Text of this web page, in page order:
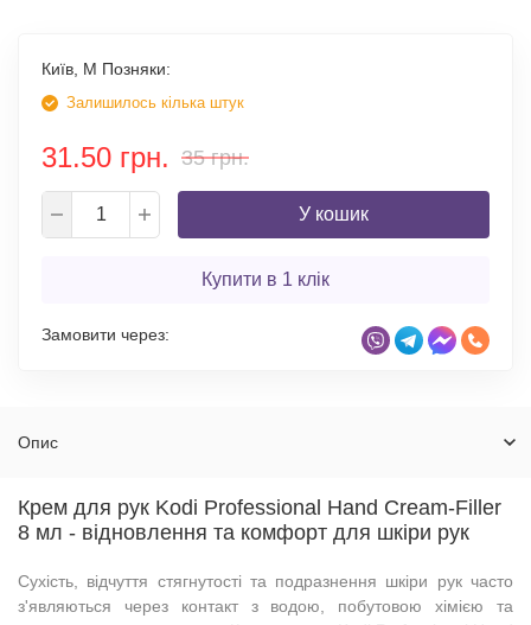
Київ, М Позняки:
Залишилось кілька штук
31.50 грн. 35 грн.
У кошик
Купити в 1 клік
Замовити через:
Опис
Крем для рук Kodi Professional Hand Cream-Filler
8 мл - відновлення та комфорт для шкіри рук
Сухість, відчуття стягнутості та подразнення шкіри рук часто
з'являються через контакт з водою, побутовою хімією та